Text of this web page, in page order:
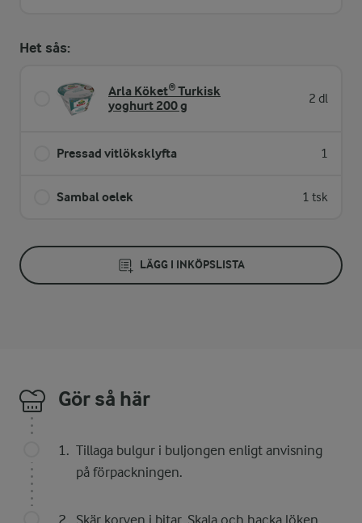
Het sås:
Arla Köket® Turkisk
yoghurt 200 g
2 dl
Pressad vitlöksklyfta 1
Sambal oelek 1 tsk
LÄGG I INKÖPSLISTA
Gör så här
Tillaga bulgur i buljongen enligt anvisning
på förpackningen.
Skär korven i bitar. Skala och hacka löken.